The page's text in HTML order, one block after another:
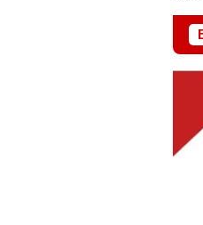
Drainase Rp15 Miliar di